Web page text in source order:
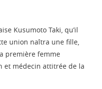
Kusumoto Taki, qu’il
union naîtra une fille,
première femme
et médecin attitrée de la